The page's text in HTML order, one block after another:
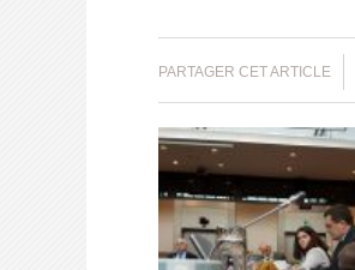
PARTAGER CET ARTICLE